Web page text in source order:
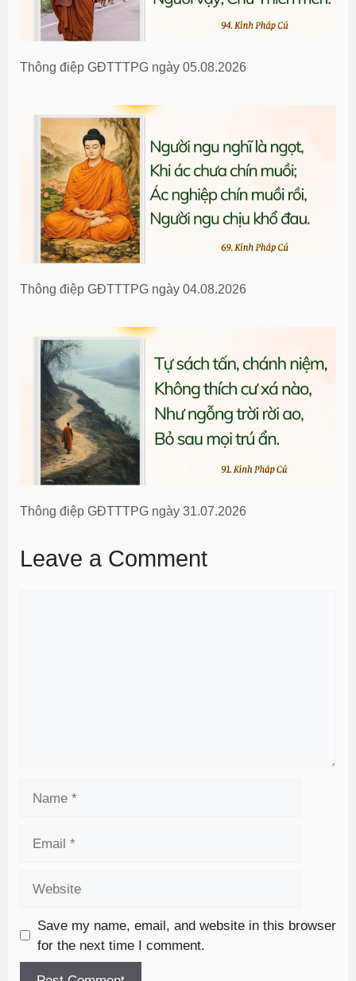
Thông điệp GĐTTTPG ngày 05.08.2026
Thông điệp GĐTTTPG ngày 04.08.2026
Thông điệp GĐTTTPG ngày 31.07.2026
Leave a Comment
Save my name, email, and website in this browser
for the next time I comment.